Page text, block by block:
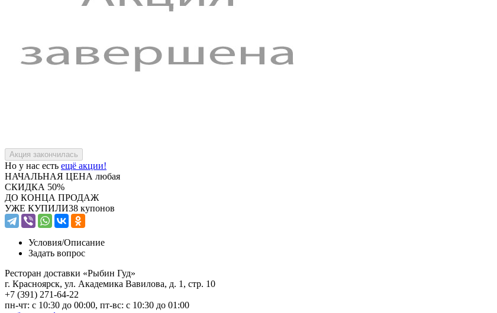
Но у нас есть ещё акции!
НАЧАЛЬНАЯ ЦЕНА любая
СКИДКА 50%
ДО КОНЦА ПРОДАЖ
УЖЕ КУПИЛИ38 купонов
Условия/Описание
Задать вопрос
Ресторан доставки «Рыбин Гуд»
г. Красноярск, ул. Академика Вавилова, д. 1, стр. 10
+7 (391) 271-64-22
пн-чт: с 10:30 до 00:00, пт-вс: c 10:30 до 01:00